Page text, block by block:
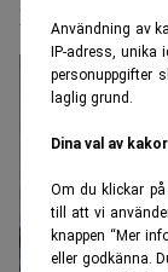
Användning av
IP-adress, unika
personuppgifter
laglig grund.
Dina val av kakor
Om du klickar
till att vi
knappen “Mer
eller godkänna.
Kinas